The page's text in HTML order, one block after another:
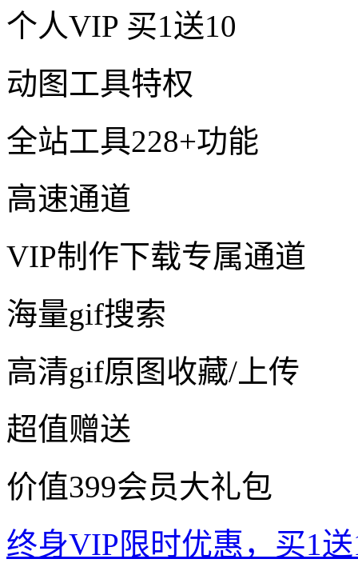
个人VIP 买1送10
动图工具特权
全站工具228+功能
高速通道
VIP制作下载专属通道
海量gif搜索
高清gif原图收藏/上传
超值赠送
价值399会员大礼包
终身VIP限时优惠，买1